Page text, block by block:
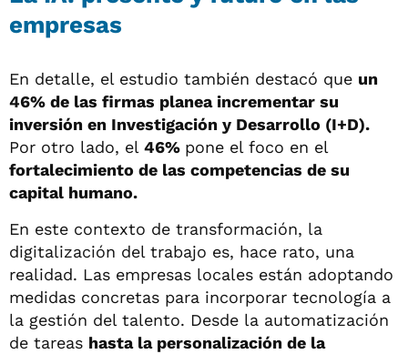
empresas
En detalle, el estudio también destacó que un
46% de las firmas planea incrementar su
inversión en Investigación y Desarrollo (I+D).
Por otro lado, el 46% pone el foco en el
fortalecimiento de las competencias de su
capital humano.
En este contexto de transformación, la
digitalización del trabajo es, hace rato, una
realidad. Las empresas locales están adoptando
medidas concretas para incorporar tecnología a
la gestión del talento. Desde la automatización
de tareas hasta la personalización de la